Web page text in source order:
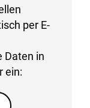
per E-
Daten in
ein: